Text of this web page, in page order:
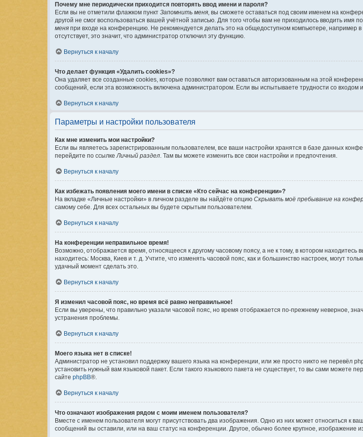
Почему мне периодически приходится повторять ввод имени и пароля?
Если вы не отметили флажком пункт Запомнить меня , вы сможете оставаться под своим именем на
другой не смог воспользоваться вашей учётной записью. Для того чтобы вам не приходилось вводить
меня при входе на конференцию. Не рекомендуется делать это на общедоступном компьютере, например в
отсутствует, это значит, что администратор отключил эту функцию.
Вернуться к началу
Что делает функция «Удалить cookies»?
Она удаляет все созданные cookies, которые позволяют вам оставаться авторизованным на этой
сообщений, если эта возможность включена администратором. Если вы испытываете трудности со
Вернуться к началу
Параметры и настройки пользователя
Как мне изменить мои настройки?
Если вы являетесь зарегистрированным пользователем, все ваши настройки хранятся в базе данных
перейдите по ссылке Личный раздел . Там вы можете изменить все свои настройки и предпочтения.
Вернуться к началу
Как избежать появления моего имени в списке «Кто сейчас на конференции»?
На вкладке «Личные настройки» в личном разделе вы найдёте опцию Скрывать моё пребывание на
самому себе. Для всех остальных вы будете скрытым пользователем.
Вернуться к началу
На конференции неправильное время!
Возможно, отображается время, относящееся к другому часовому поясу, а не к тому, в котором
находитесь: Москва, Киев и т. д. Учтите, что изменять часовой пояс, как и большинство настроек, могут
удачный момент сделать это.
Вернуться к началу
Я изменил часовой пояс, но время всё равно неправильное!
Если вы уверены, что правильно указали часовой пояс, но время отображается по-прежнему неверное,
устранения проблемы.
Вернуться к началу
Моего языка нет в списке!
Администратор не установил поддержку вашего языка на конференции, или же просто никто не перевёл
установить нужный вам языковой пакет. Если такого языкового пакета не существует, то вы сами
сайте phpBB®.
Вернуться к началу
Что означают изображения рядом с моим именем пользователя?
Вместе с именем пользователя могут присутствовать два изображения. Одно из них может относиться к
сообщений вы оставили, или на ваш статус на конференции. Другое, обычно более крупное, изображение